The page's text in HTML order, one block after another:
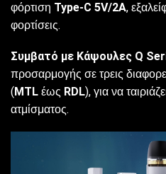
φόρτιση Type-C 5V/2A,
φορτίσεις.
Συμβατό με Κάψουλες Q
προσαρμογής σε τρεις
(MTL έως RDL), για να
ατμίσματος.